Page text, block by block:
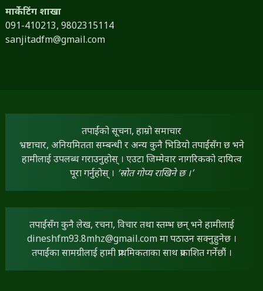
मार्केटिंग शाखा
091-410213, 9802315114
sanjitadfm@gmail.com
तपाईंको सूचना, हाम्रो समाचार
भ्रष्टाचार, अनियमितता सम्बन्धी र अन्य कुनै भिडियो तपाईंसँग छ भने
हामीलाई उपलब्ध गराउनुहोस् । एउटा जिम्मेवार नागरिकको दायित्व
पूरा गर्नुहोस् । ‘स्रोत गोप्य राखिने छ ।’
तपाईंसँग कुनै लेख, रचना, विचार तथा स्तम्भ छन् भने हामीलाई
dineshfm93.8mhz@gmail.comमा पठाउन सक्नुहुनेछ ।
तपाईंका सामग्रीलाई हामी प्राथमिकताका साथ प्रकाशित गर्नेछौं ।